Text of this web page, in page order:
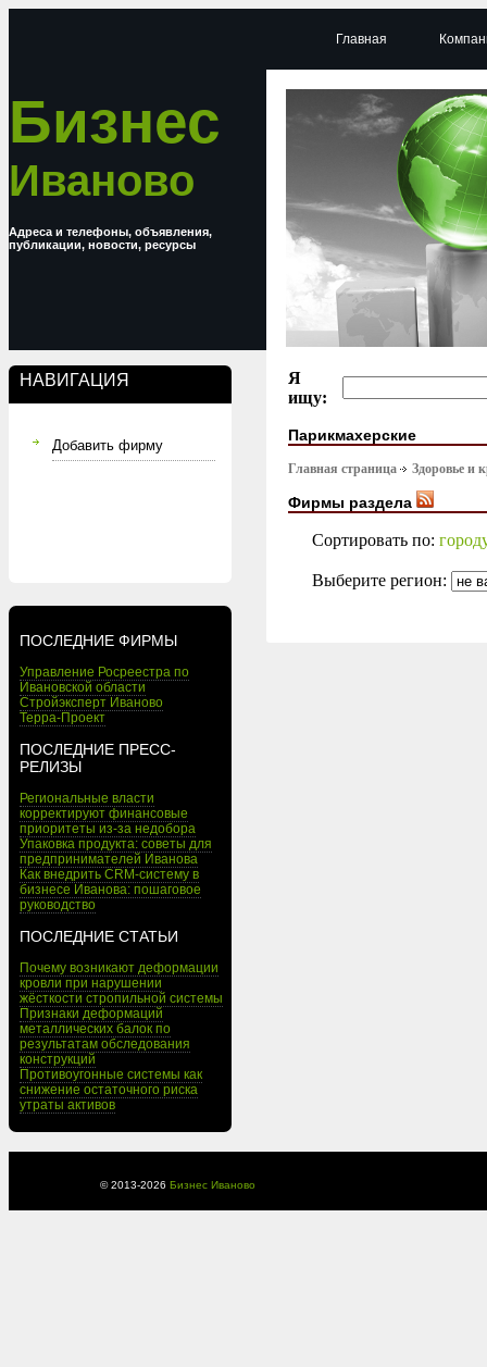
Бизнес
Иваново
Адреса и телефоны, объявления,
публикации, новости, ресурсы
НАВИГАЦИЯ
Добавить фирму
ПОСЛЕДНИЕ ФИРМЫ
Управление Росреестра по
Ивановской области
Стройэксперт Иваново
Терра-Проект
ПОСЛЕДНИЕ ПРЕСС-
РЕЛИЗЫ
Региональные власти
корректируют финансовые
приоритеты из-за недобора
Упаковка продукта: советы для
предпринимателей Иванова
Как внедрить CRM-систему в
бизнесе Иванова: пошаговое
руководство
ПОСЛЕДНИЕ СТАТЬИ
Почему возникают деформации
кровли при нарушении
жёсткости стропильной системы
Признаки деформаций
металлических балок по
результатам обследования
конструкций
Противоугонные системы как
снижение остаточного риска
утраты активов
Главная
Я
ищу:
Парикмахерские
Главная страница Здоровье и
Фирмы раздела
Сортировать по:
Выберите регион:
© 2013-2026 Бизнес Иваново